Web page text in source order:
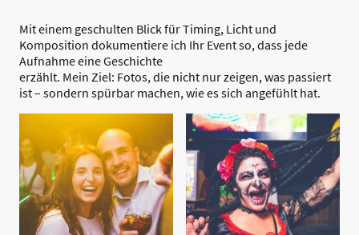
Mit einem geschulten Blick für Timing, Licht und
Komposition dokumentiere ich Ihr Event so, dass jede
Aufnahme eine Geschichte
erzählt. Mein Ziel: Fotos, die nicht nur zeigen, was passiert
ist – sondern spürbar machen, wie es sich angefühlt hat.